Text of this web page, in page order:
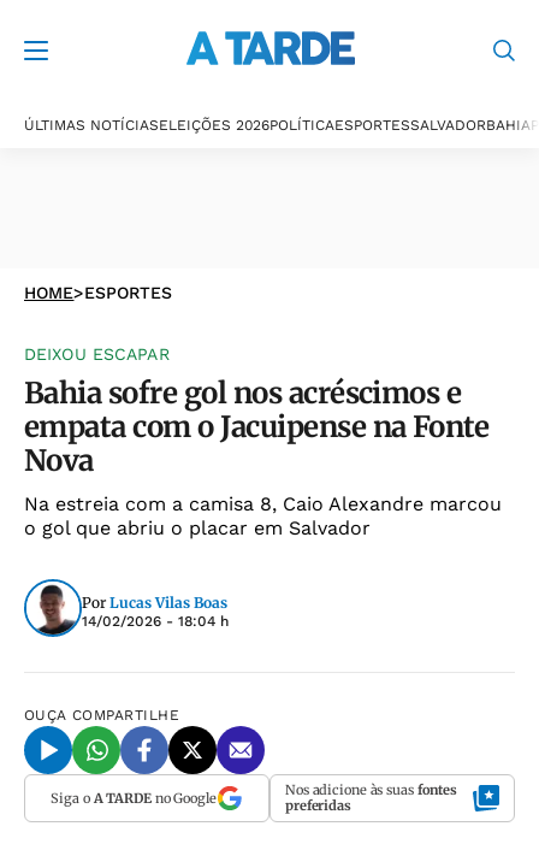
ÚLTIMAS NOTÍCIASELEIÇÕES 2026POLÍTICAESPORTESSALVADORBAHIA
HOME>ESPORTES
DEIXOU ESCAPAR
Bahia sofre gol nos acréscimos e
empata com o Jacuipense na Fonte
Nova
Na estreia com a camisa 8, Caio Alexandre marcou
o gol que abriu o placar em Salvador
Por Lucas Vilas Boas
14/02/2026 - 18:04 h
OUÇA COMPARTILHE
Siga o A TARDEno Google Nos adicione às suas fontes
preferidas